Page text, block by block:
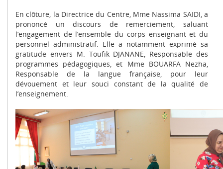
En clôture, la Directrice du Centre, Mme Nassima SAIDI, a
prononcé un discours de remerciement, saluant
l’engagement de l’ensemble du corps enseignant et du
personnel administratif. Elle a notamment exprimé sa
gratitude envers M. Toufik DJANANE, Responsable des
programmes pédagogiques, et Mme BOUARFA Nezha,
Responsable de la langue française, pour leur
dévouement et leur souci constant de la qualité de
l’enseignement.